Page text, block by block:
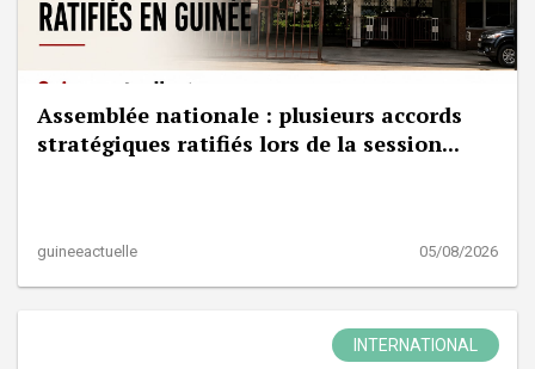
Assemblée nationale : plusieurs accords
stratégiques ratifiés lors de la session...
guineeactuelle 05/08/2026
INTERNATIONAL